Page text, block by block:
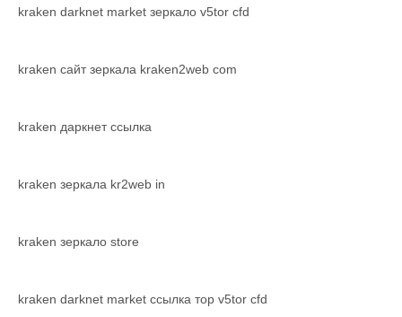
kraken darknet market зеркало v5tor cfd
kraken сайт зеркала kraken2web com
kraken даркнет ссылка
kraken зеркала kr2web in
kraken зеркало store
kraken darknet market ссылка тор v5tor cfd